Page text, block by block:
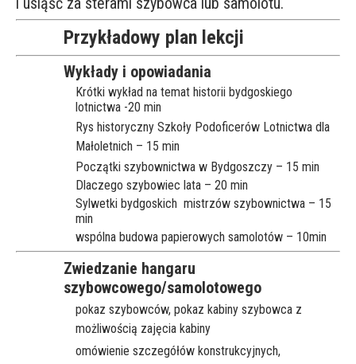
Przykładowy plan lekcji
Wykłady i opowiadania
Krótki wykład na temat historii bydgoskiego
lotnictwa -20 min
Rys historyczny Szkoły Podoficerów Lotnictwa dla
Małoletnich – 15 min
Początki szybownictwa w Bydgoszczy – 15 min
Dlaczego szybowiec lata – 20 min
Sylwetki bydgoskich mistrzów szybownictwa – 15
min
wspólna budowa papierowych samolotów – 10min
Zwiedzanie hangaru
szybowcowego/samolotowego
pokaz szybowców, pokaz kabiny szybowca z
możliwością zajęcia kabiny
omówienie szczegółów konstrukcyjnych,